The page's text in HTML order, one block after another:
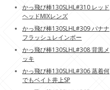
かっ飛び棒130SLHL#310 レッド
ヘッドMIXレンズ
かっ飛び棒130SLHL#309 バナナ
フラッシュレインボー
かっ飛び棒130SLHL#308 背黒メ
ッキ
かっ飛び棒130SLHL#306 蒸着何
でもベイト井上SP